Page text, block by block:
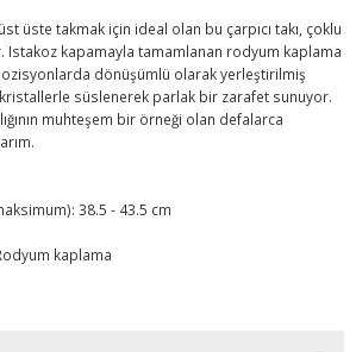
üste takmak için ideal olan bu çarpıcı takı, çoklu
Istakoz kapamayla tamamlanan rodyum kaplama
dönüşümlü olarak yerleştirilmiş
süslenerek parlak bir zarafet sunuyor.
muhteşem bir örneği olan defalarca
38.5 - 43.5 cm
kaplama